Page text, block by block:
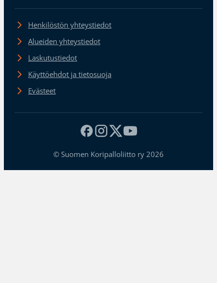
Henkilöstön yhteystiedot
Alueiden yhteystiedot
Laskutustiedot
Käyttöehdot ja tietosuoja
Evästeet
© Suomen Koripalloliitto ry 2026